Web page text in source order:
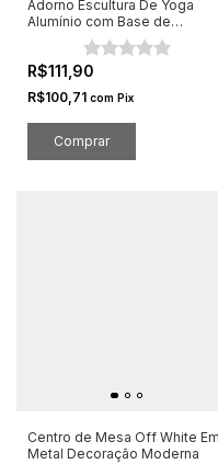
Adorno Escultura De Yoga
Alumínio com Base de
Madeira Preto
R$111,90
R$100,71 com Pix
Comprar
Centro de Mesa Off White Em
Metal Decoração Moderna